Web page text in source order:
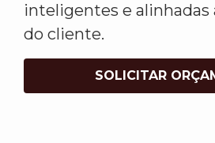
inteligentes e alinhadas
do cliente.
SOLICITAR